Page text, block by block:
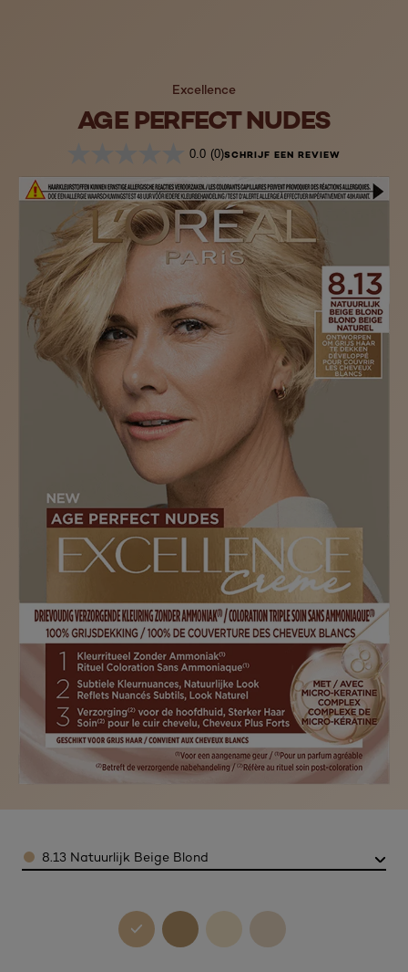
Excellence
AGE PERFECT NUDES
0.0 (0)SCHRIJF EEN REVIEW
Color8.13 Natuurlijk Beige Blond